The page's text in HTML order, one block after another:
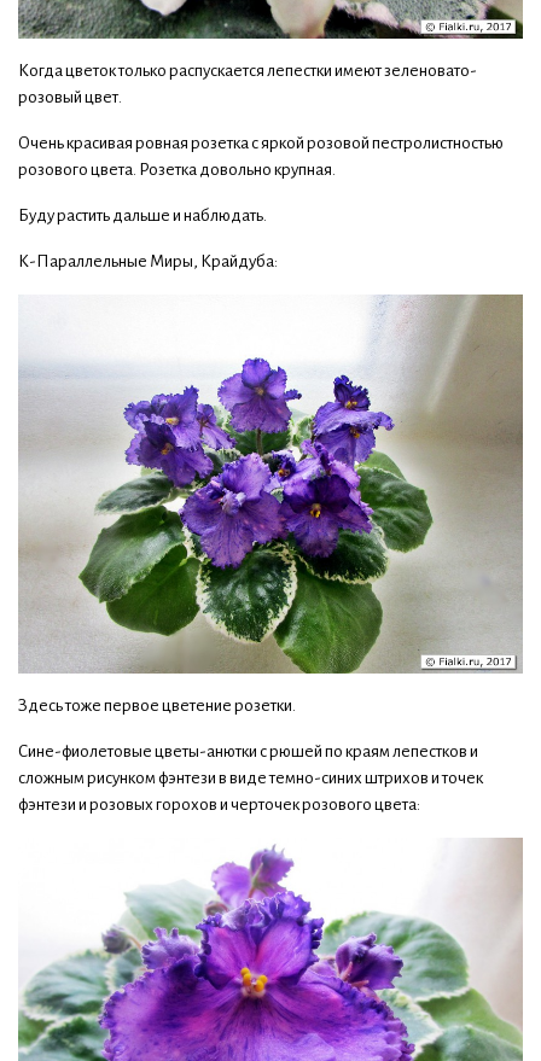
Когда цветок только распускается лепестки имеют зеленовато-
розовый цвет.
Очень красивая ровная розетка с яркой розовой пестролистностью
розового цвета. Розетка довольно крупная.
Буду растить дальше и наблюдать.
К-Параллельные Миры, Крайдуба:
Здесь тоже первое цветение розетки.
Сине-фиолетовые цветы-анютки с рюшей по краям лепестков и
сложным рисунком фэнтези в виде темно-синих штрихов и точек
фэнтези и розовых горохов и черточек розового цвета: